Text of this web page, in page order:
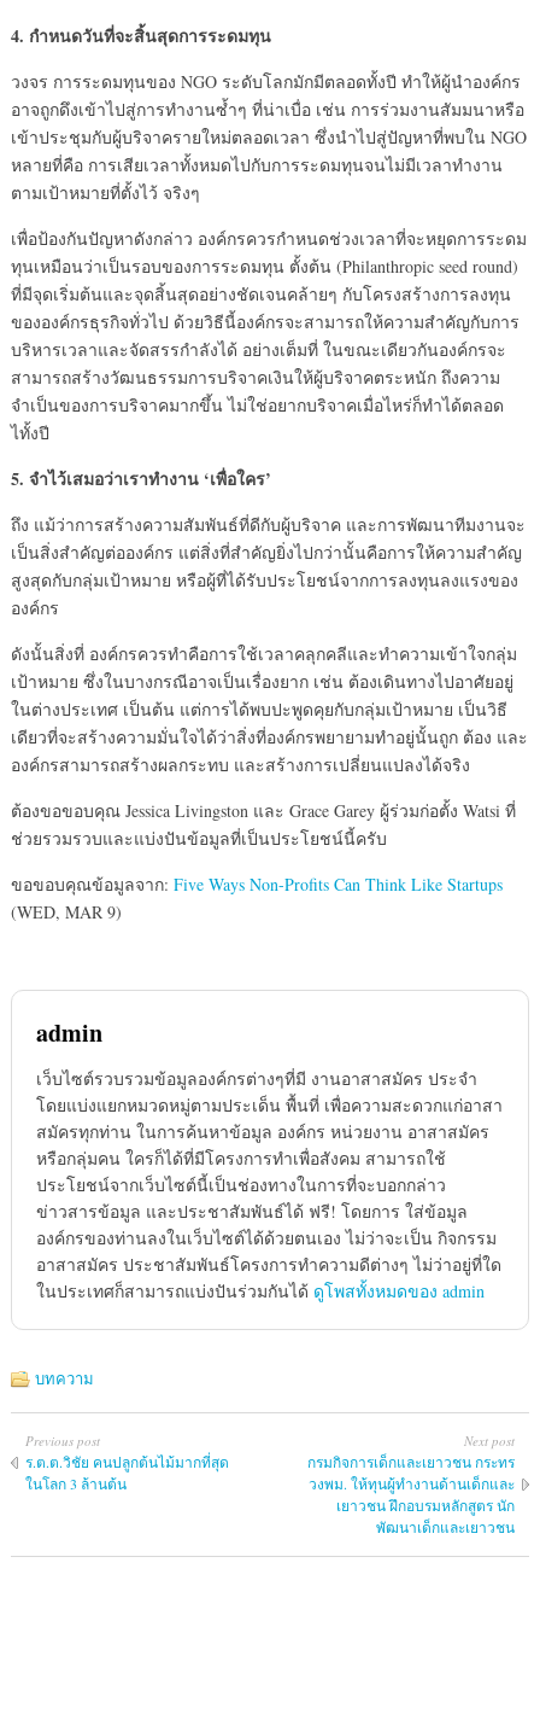
4. กำหนดวันที่จะสิ้นสุดการระดมทุน
วงจร การระดมทุนของ NGO ระดับโลกมักมีตลอดทั้งปี ทำให้ผู้นำองค์กร
อาจถูกดึงเข้าไปสู่การทำงานซ้ำๆ ที่น่าเบื่อ เช่น การร่วมงานสัมมนาหรือ
เข้าประชุมกับผู้บริจาครายใหม่ตลอดเวลา ซึ่งนำไปสู่ปัญหาที่พบใน NGO
หลายที่คือ การเสียเวลาทั้งหมดไปกับการระดมทุนจนไม่มีเวลาทำงาน
ตามเป้าหมายที่ตั้งไว้ จริงๆ
เพื่อป้องกันปัญหาดังกล่าว องค์กรควรกำหนดช่วงเวลาที่จะหยุดการระดม
ทุนเหมือนว่าเป็นรอบของการระดมทุน ตั้งต้น (Philanthropic seed round)
ที่มีจุดเริ่มต้นและจุดสิ้นสุดอย่างชัดเจนคล้ายๆ กับโครงสร้างการลงทุน
ขององค์กรธุรกิจทั่วไป ด้วยวิธีนี้องค์กรจะสามารถให้ความสำคัญกับการ
บริหารเวลาและจัดสรรกำลังได้ อย่างเต็มที่ ในขณะเดียวกันองค์กรจะ
สามารถสร้างวัฒนธรรมการบริจาคเงินให้ผู้บริจาคตระหนัก ถึงความ
จำเป็นของการบริจาคมากขึ้น ไม่ใช่อยากบริจาคเมื่อไหร่ก็ทำได้ตลอด
ไทั้งปี
5. จำไว้เสมอว่าเราทำงาน ‘เพื่อใคร’
ถึง แม้ว่าการสร้างความสัมพันธ์ที่ดีกับผู้บริจาค และการพัฒนาทีมงานจะ
เป็นสิ่งสำคัญต่อองค์กร แต่สิ่งที่สำคัญยิ่งไปกว่านั้นคือการให้ความสำคัญ
สูงสุดกับกลุ่มเป้าหมาย หรือผู้ที่ได้รับประโยชน์จากการลงทุนลงแรงของ
องค์กร
ดังนั้นสิ่งที่ องค์กรควรทำคือการใช้เวลาคลุกคลีและทำความเข้าใจกลุ่ม
เป้าหมาย ซึ่งในบางกรณีอาจเป็นเรื่องยาก เช่น ต้องเดินทางไปอาศัยอยู่
ในต่างประเทศ เป็นต้น แต่การได้พบปะพูดคุยกับกลุ่มเป้าหมาย เป็นวิธี
เดียวที่จะสร้างความมั่นใจได้ว่าสิ่งที่องค์กรพยายามทำอยู่นั้นถูก ต้อง และ
องค์กรสามารถสร้างผลกระทบ และสร้างการเปลี่ยนแปลงได้จริง
ต้องขอขอบคุณ Jessica Livingston และ Grace Garey ผู้ร่วมก่อตั้ง Watsi ที่
ช่วยรวมรวบและแบ่งปันข้อมูลที่เป็นประโยชน์นี้ครับ
ขอขอบคุณข้อมูลจาก: Five Ways Non-Profits Can Think Like Startups
(WED, MAR 9)
admin
เว็บไซต์รวบรวมข้อมูลองค์กรต่างๆที่มี งานอาสาสมัคร ประจำ
โดยแบ่งแยกหมวดหมู่ตามประเด็น พื้นที่ เพื่อความสะดวกแก่อาสา
สมัครทุกท่าน ในการค้นหาข้อมูล องค์กร หน่วยงาน อาสาสมัคร
หรือกลุ่มคน ใครก็ได้ที่มีโครงการทำเพื่อสังคม สามารถใช้
ประโยชน์จากเว็บไซต์นี้เป็นช่องทางในการที่จะบอกกล่าว
ข่าวสารข้อมูล และประชาสัมพันธ์ได้ ฟรี! โดยการ ใส่ข้อมูล
องค์กรของท่านลงในเว็บไซต์ได้ด้วยตนเอง ไม่ว่าจะเป็น กิจกรรม
อาสาสมัคร ประชาสัมพันธ์โครงการทำความดีต่างๆ ไม่ว่าอยู่ที่ใด
ในประเทศก็สามารถแบ่งปันร่วมกันได้ ดูโพสทั้งหมดของ admin
บทความ
Previous post
ร.ต.ต.วิชัย คนปลูกต้นไม้มากที่สุด
ในโลก 3 ล้านต้น
Next post
กรมกิจการเด็กและเยาวชน กระทร
วงพม. ให้ทุนผู้ทำงานด้านเด็กและ
เยาวชน ฝึกอบรมหลักสูตร นัก
พัฒนาเด็กและเยาวชน